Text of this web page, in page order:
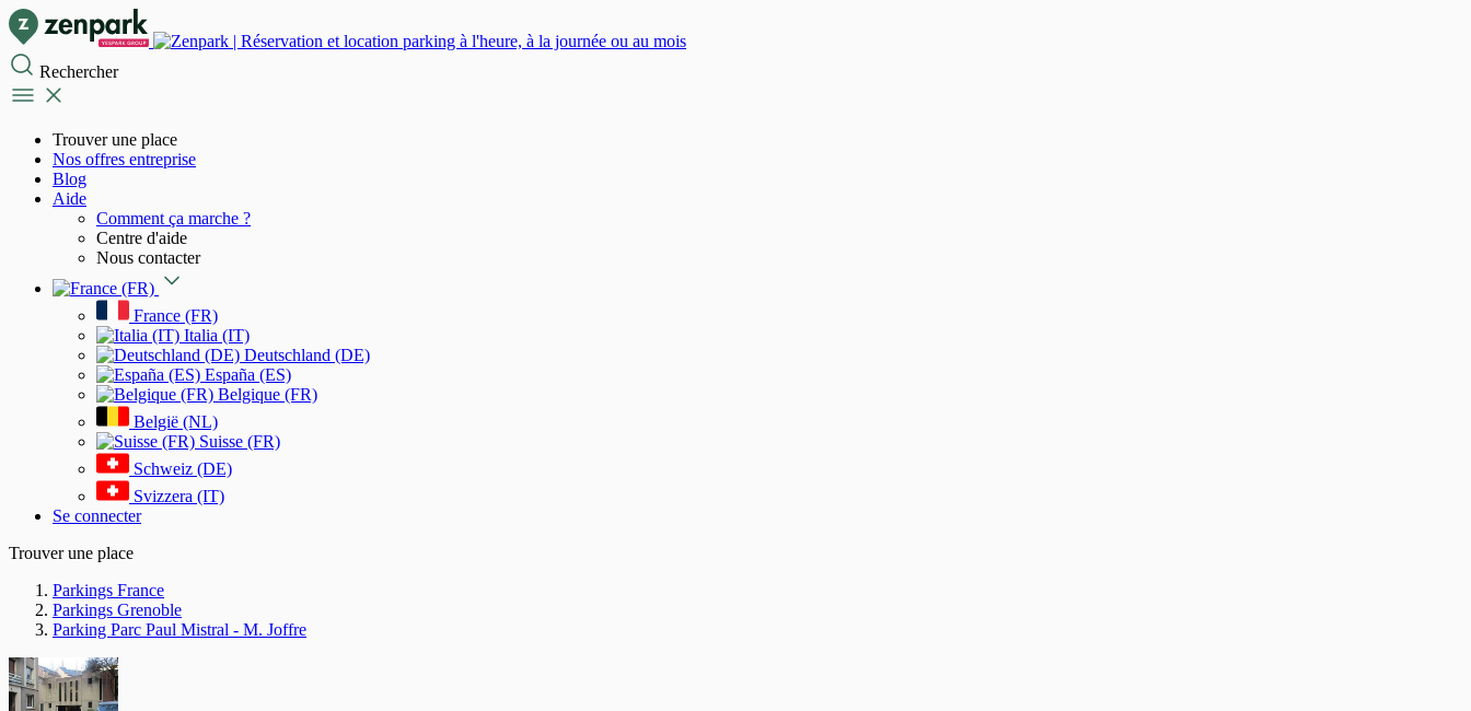
Rechercher
Trouver une place
Nos offres entreprise
Blog
Aide
Comment ça marche ?
Centre d'aide
Nous contacter
France (FR)
Italia (IT)
Deutschland (DE)
España (ES)
Belgique (FR)
België (NL)
Suisse (FR)
Schweiz (DE)
Svizzera (IT)
Se connecter
Trouver une place
Parkings France
Parkings Grenoble
Parking Parc Paul Mistral - M. Joffre